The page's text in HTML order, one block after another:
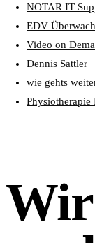
NOTAR IT
EDV
Video on
Dennis Sattler
wie gehts
Physiotherapie